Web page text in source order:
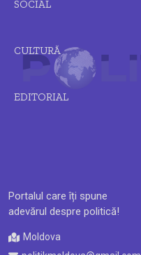
Portalul care îți spune
adevărul despre politică!
Moldova
SOCIAL
CULTURĂ
EDITORIAL